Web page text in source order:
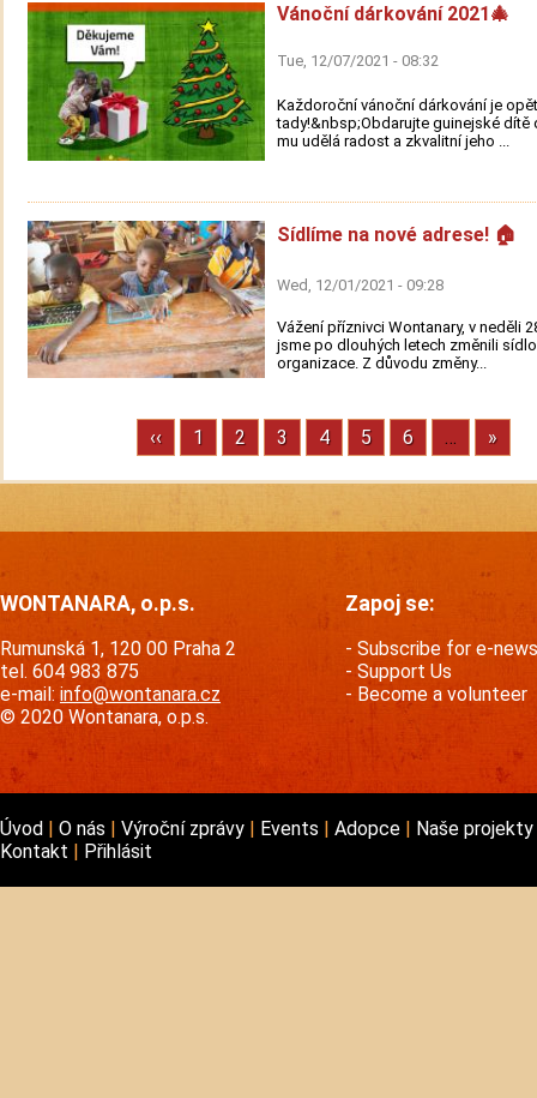
Vánoční dárkování 2021🎄
Tue, 12/07/2021 - 08:32
Každoroční vánoční dárkování je opět
tady!&nbsp;Obdarujte guinejské dítě
mu udělá radost a zkvalitní jeho ...
Sídlíme na nové adrese! 🏠
Wed, 12/01/2021 - 09:28
Vážení příznivci Wontanary, v neděli
jsme po dlouhých letech změnili
organizace. Z důvodu změny...
Previous
page
‹‹ Page
1 Page
2 Page
3 Page
4 Page
5 Page
6 …
Next
page
»
WONTANARA, o.p.s.
Rumunská 1, 120 00 Praha 2
tel. 604 983 875
e-mail: info@wontanara.cz
© 2020 Wontanara, o.p.s.
Zapoj se:
Subscribe for e-news
Support Us
Become a volunteer
Úvod O nás Výroční zprávy Events Adopce
Naše projekty
Kontakt
Přihlásit